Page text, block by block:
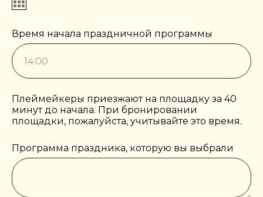
Время начала праздничной программы
Плеймейкеры приезжают на площадку за 40
минут до начала. При бронировании
площадки, пожалуйста, учитывайте это время.
Программа праздника, которую вы выбрали